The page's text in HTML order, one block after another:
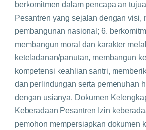
berkomitmen dalam pencapaian
Pesantren yang sejalan dengan visi,
pembangunan nasional; 6.
membangun moral dan karakter
keteladanan/panutan, membangun
kompetensi keahlian santri,
dan perlindungan serta pemenuhan
dengan usianya. Dokumen
Keberadaan Pesantren Izin
pemohon mempersiapkan dokumen